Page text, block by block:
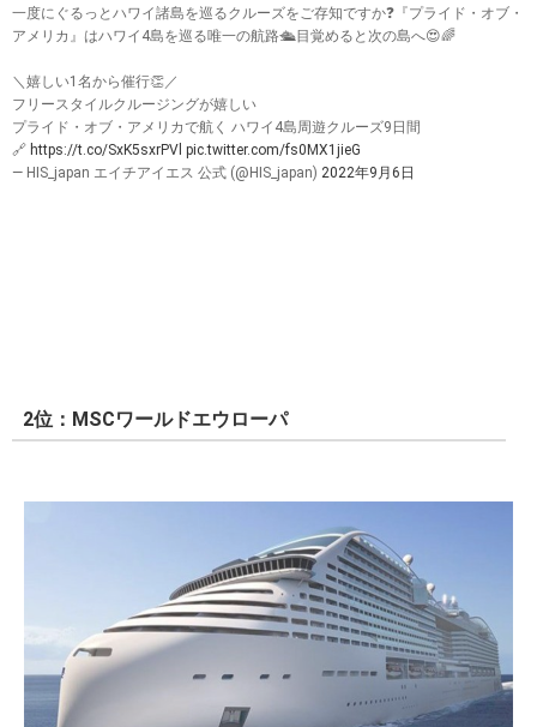
一度にぐるっとハワイ諸島を巡るクルーズをご存知ですか❓『プライド・オブ・
アメリカ』はハワイ4島を巡る唯一の航路🛳目覚めると次の島へ😍🌈
＼嬉しい1名から催行👏／
フリースタイルクルージングが嬉しい
プライド・オブ・アメリカで航く ハワイ4島周遊クルーズ9日間
🔗 https://t.co/SxK5sxrPVl pic.twitter.com/fs0MX1jieG
— HIS_japan エイチアイエス 公式 (@HIS_japan) 2022年9月6日
2位：MSCワールドエウローパ